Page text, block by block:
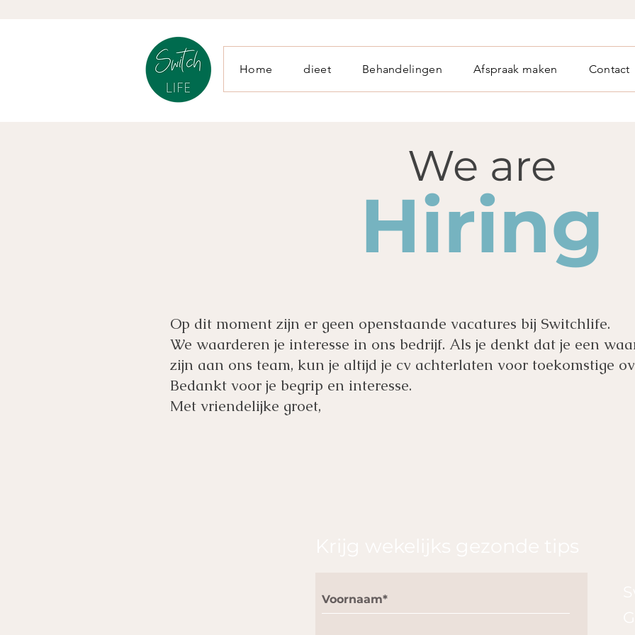
Home dieet Behandelingen Afspraak maken Contact
We are
Hiring
Op dit moment zijn er geen openstaande vacatures bij Switchlife.
We waarderen je interesse in ons bedrijf. Als je denkt dat je een
zijn aan ons team, kun je altijd je cv achterlaten voor toekomstige
Bedankt voor je begrip en interesse.
Met vriendelijke groet,